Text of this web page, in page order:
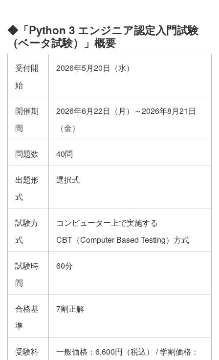
◆「Python 3 エンジニア認定入門試験
（ベータ試験）」概要
受付開
始
2026年5月20日（水）
開催期
間
2026年6月22日（月）～2026年8月21日
（金）
問題数 40問
出題形
式
選択式
試験方
式
コンピューター上で実施する
CBT（Computer Based Testing）方式
試験時
間
60分
合格基
準
7割正解
受験料 一般価格：6,600円（税込） / 学割価格：